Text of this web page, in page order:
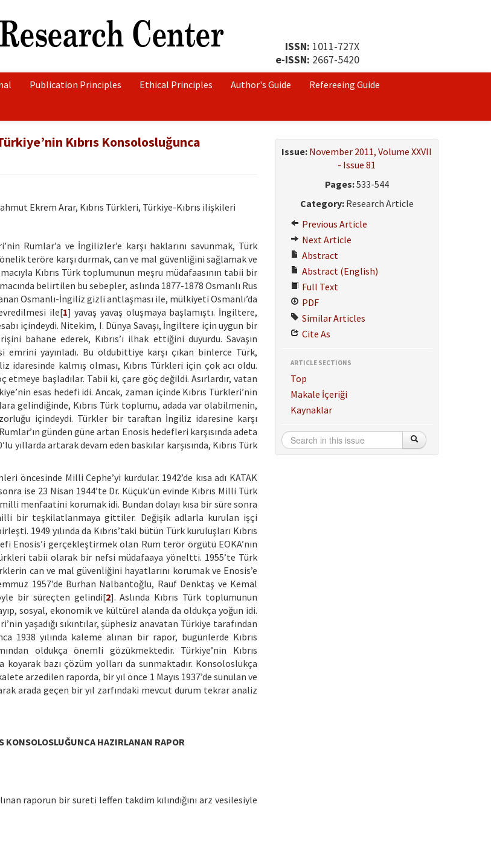
ISSN: 1011-727X
e-ISSN: 2667-5420
Publication Principles Ethical Principles Author's Guide
Refereeing Guide
Kıbrıs Konsolosluğunca
Ekrem Arar, Kıbrıs Türkleri, Türkiye-Kıbrıs ilişkileri
Rumlar’a ve İngilizler’e karşı haklarını savunmak, Türk
teröre karşı durmak, can ve mal güvenliğini sağlamak ve
Kıbrıs Türk toplumunun meşru müdafaasının tabii bir
belirtilen bu sebepler, aslında 1877-1878 Osmanlı Rus
Osmanlı-İngiliz gizli antlaşması ile, mülkiyeti Osmanlı’da
ile[1] yavaş yavaş oluşmaya başlamıştı. İngiltere,
içindeydi. Nitekim, I. Dünya Savaşı, İngiltere için uygun bir
bahane ederek, Kıbrıs’ı ilhak ettiğini duyurdu. Savaşın
emrini yayınladı. Bu oldubittiye karşı çıkan binlerce Türk,
idaresinde kalmış olması, Kıbrıs Türkleri için çok acı oldu.
etmeye başladılar. Tabii ki, çare göç değildi. Asırlardır, vatan
esas hedefi idi. Ancak, zaman içinde Kıbrıs Türkleri’nin
gelindiğinde, Kıbrıs Türk toplumu, adada var olabilmenin,
içindeydi. Türkler bir taraftan İngiliz idaresine karşı
günden güne artan Enosis hedefleri karşısında adeta
yıllarda artarak devam eden baskılar karşısında, Kıbrıs Türk
öncesinde Milli Cephe’yi kurdular. 1942’de kısa adı KATAK
ise 23 Nisan 1944’te Dr. Küçük’ün evinde Kıbrıs Milli Türk
menfaatini korumak idi. Bundan dolayı kısa bir süre sonra
bir teşkilatlanmaya gittiler. Değişik adlarla kurulan işçi
1949 yılında da Kıbrıs’taki bütün Türk kuruluşları Kıbrıs
Enosis’i gerçekleştirmek olan Rum terör örgütü EOKA’nın
tabii olarak bir nefsi müdafaaya yöneltti. 1955’te Türk
can ve mal güvenliğini hayatlarını korumak ve Enosis’e
1957’de Burhan Nalbantoğlu, Rauf Denktaş ve Kemal
bir süreçten gelindi[2]. Aslında Kıbrıs Türk toplumunun
sosyal, ekonomik ve kültürel alanda da oldukça yoğun idi.
yaşadığı sıkıntılar, şüphesiz anavatan Türkiye tarafından
1938 yılında kaleme alınan bir rapor, bugünlerde Kıbrıs
oldukça önemli gözükmektedir. Türkiye’nin Kıbrıs
bazı çözüm yolları da sunmaktadır. Konsoloslukça
arzedilen raporda, bir yıl önce 1 Mayıs 1937’de sunulan ve
arada geçen bir yıl zarfındaki mevcut durum tekrar analiz
HAZIRLANAN RAPOR
raporun bir sureti leffen takdim kılındığını arz vesilesiyle
Issue: November 2011, Volume XXVII
- Issue 81
Pages:533-544
Category:Research Article
Previous Article
Next Article
Abstract
Abstract (English)
Full Text
PDF
Similar Articles
Cite As
ARTICLE SECTIONS
Top
Makale İçeriği
Kaynaklar